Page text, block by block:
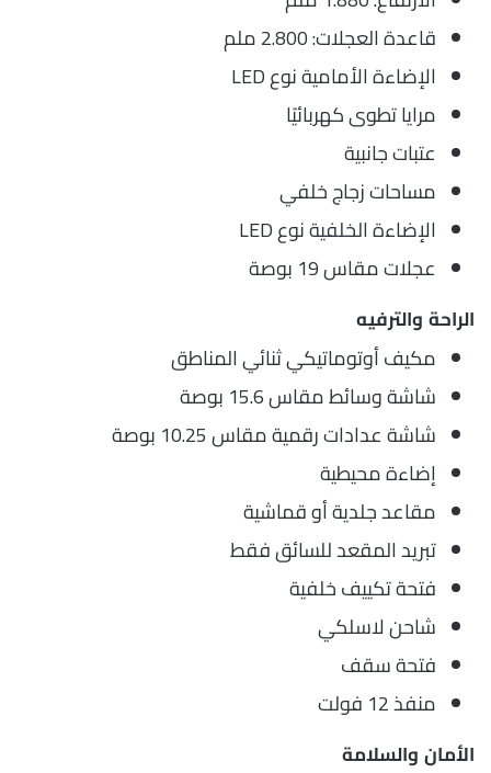
قاعدة العجلات: 2.800 ملم
الإضاءة الأمامية نوع LED
مرايا تطوى كهربائيًا
عتبات جانبية
مساحات زجاج خلفي
الإضاءة الخلفية نوع LED
عجلات مقاس 19 بوصة
الراحة والترفيه
مكيف أوتوماتيكي ثنائي المناطق
شاشة وسائط مقاس 15.6 بوصة
شاشة عدادات رقمية مقاس 10.25 بوصة
إضاءة محيطية
مقاعد جلدية أو قماشية
تبريد المقعد للسائق فقط
فتحة تكييف خلفية
شاحن لاسلكي
فتحة سقف
منفذ 12 فولت
الأمان والسلامة